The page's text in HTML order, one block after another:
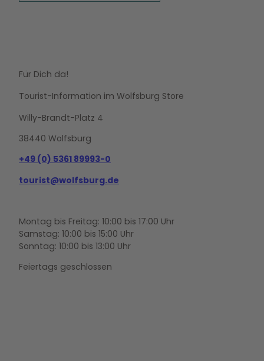
Für Dich da!
Tourist-Information im Wolfsburg Store
Willy-Brandt-Platz 4
38440 Wolfsburg
+49 (0) 5361 89993-0
tourist@wolfsburg.de
Montag bis Freitag: 10:00 bis 17:00 Uhr
Samstag: 10:00 bis 15:00 Uhr
Sonntag: 10:00 bis 13:00 Uhr
Feiertags geschlossen